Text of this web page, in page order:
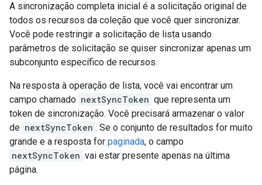
A sincronização completa inicial é a solicitação original de
todos os recursos da coleção que você quer sincronizar.
Você pode restringir a solicitação de lista usando
parâmetros de solicitação se quiser sincronizar apenas um
subconjunto específico de recursos.
Na resposta à operação de lista, você vai encontrar um
campo chamado nextSyncToken que representa um
token de sincronização. Você precisará armazenar o valor
de nextSyncToken . Se o conjunto de resultados for muito
grande e a resposta for paginada, o campo
nextSyncToken vai estar presente apenas na última
página.